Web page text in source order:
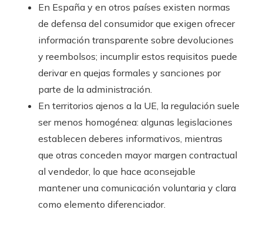
En España y en otros países existen normas
de defensa del consumidor que exigen ofrecer
información transparente sobre devoluciones
y reembolsos; incumplir estos requisitos puede
derivar en quejas formales y sanciones por
parte de la administración.
En territorios ajenos a la UE, la regulación suele
ser menos homogénea: algunas legislaciones
establecen deberes informativos, mientras
que otras conceden mayor margen contractual
al vendedor, lo que hace aconsejable
mantener una comunicación voluntaria y clara
como elemento diferenciador.